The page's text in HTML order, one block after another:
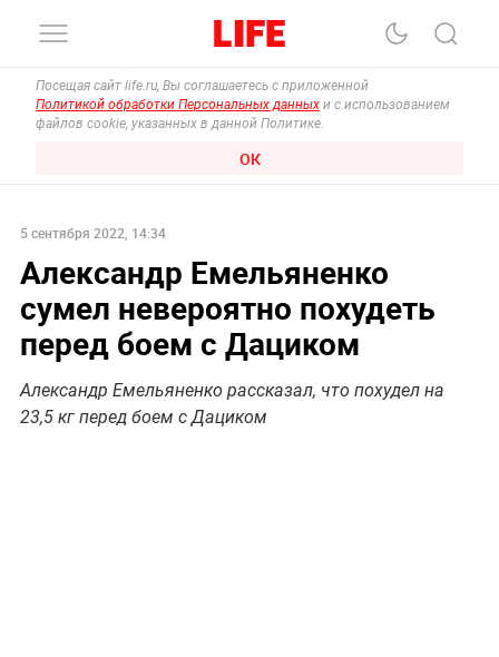
Посещая сайт life.ru, Вы соглашаетесь с приложенной
Политикой обработки Персональных данных и с использованием
файлов cookie, указанных в данной Политике.
ОК
5 сентября 2022, 14:34
Александр Емельяненко
сумел невероятно похудеть
перед боем с Дациком
Александр Емельяненко рассказал, что похудел на
23,5 кг перед боем с Дациком